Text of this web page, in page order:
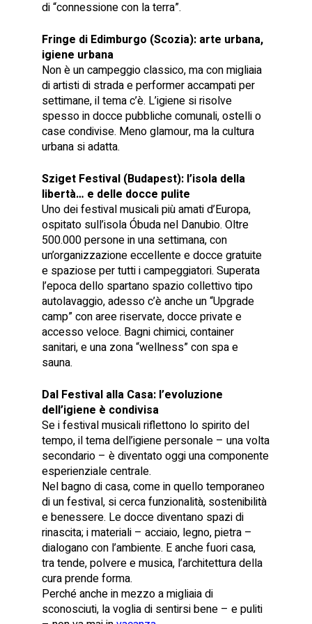
di “connessione con la terra”.
Fringe di Edimburgo (Scozia): arte urbana,
igiene urbana
Non è un campeggio classico, ma con migliaia
di artisti di strada e performer accampati per
settimane, il tema c’è. L’igiene si risolve
spesso in docce pubbliche comunali, ostelli o
case condivise. Meno glamour, ma la cultura
urbana si adatta.
Sziget Festival (Budapest): l’isola della
libertà… e delle docce pulite
Uno dei festival musicali più amati d’Europa,
ospitato sull’isola Óbuda nel Danubio. Oltre
500.000 persone in una settimana, con
un’organizzazione eccellente e docce gratuite
e spaziose per tutti i campeggiatori. Superata
l’epoca dello spartano spazio collettivo tipo
autolavaggio, adesso c’è anche un “Upgrade
camp” con aree riservate, docce private e
accesso veloce. Bagni chimici, container
sanitari, e una zona “wellness” con spa e
sauna.
Dal Festival alla Casa: l’evoluzione
dell’igiene è condivisa
Se i festival musicali riflettono lo spirito del
tempo, il tema dell’igiene personale – una volta
secondario – è diventato oggi una componente
esperienziale centrale.
Nel bagno di casa, come in quello temporaneo
di un festival, si cerca funzionalità, sostenibilità
e benessere. Le docce diventano spazi di
rinascita; i materiali – acciaio, legno, pietra –
dialogano con l’ambiente. E anche fuori casa,
tra tende, polvere e musica, l’architettura della
cura prende forma.
Perché anche in mezzo a migliaia di
sconosciuti, la voglia di sentirsi bene – e puliti